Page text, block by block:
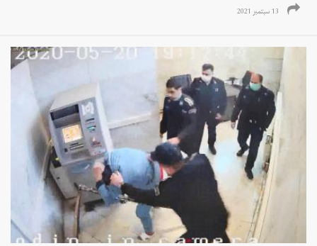
13 سبتمبر 2021